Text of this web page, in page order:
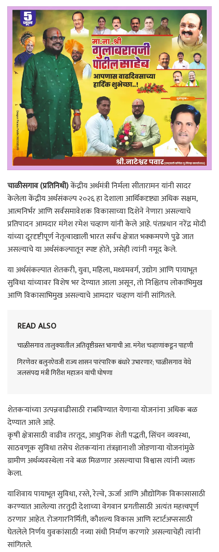
चाळीसगाव (प्रतिनिधी)केंद्रीय अर्थमंत्री निर्मला सीतारामन यांनी सादर
केलेला केंद्रीय अर्थसंकल्प २०२६ हा देशाला आर्थिकदृष्ट्या अधिक सक्षम,
आत्मनिर्भर आणि सर्वसमावेशक विकासाच्या दिशेने नेणारा असल्याचे
प्रतिपादन आमदार मंगेश रमेश चव्हाण यांनी केले आहे. पंतप्रधान नरेंद्र मोदी
यांच्या दूरदृष्टीपूर्ण नेतृत्वाखाली भारत सर्वच क्षेत्रात भक्कमपणे पुढे जात
असल्याचे या अर्थसंकल्पातून स्पष्ट होते, असेही त्यांनी नमूद केले.
या अर्थसंकल्पात शेतकरी, युवा, महिला, मध्यमवर्ग, उद्योग आणि पायाभूत
सुविधा यांच्यावर विशेष भर देण्यात आला असून, तो निश्चितच लोकाभिमुख
आणि विकासाभिमुख असल्याचे आमदार चव्हाण यांनी सांगितले.
READ ALSO
चाळीसगाव तालुक्यातील अतिवृष्टीग्रस्त भागाची आ. मंगेश चव्हाणांकडून पाहणी
गिरणेवर बलुनऐवजी राज्य शासन पारंपारिक बंधारे उभारणार; चाळीसगाव येथे
जलसंपदा मंत्री गिरीश महाजन यांची घोषणा
शेतकऱ्यांच्या उत्पन्नवाढीसाठी राबविण्यात येणाऱ्या योजनांना अधिक बळ
देण्यात आले आहे.
कृषी क्षेत्रासाठी वाढीव तरतूद, आधुनिक शेती पद्धती, सिंचन व्यवस्था,
साठवणूक सुविधा तसेच शेतकऱ्यांना तंत्रज्ञानाशी जोडणाऱ्या योजनांमुळे
ग्रामीण अर्थव्यवस्थेला नवे बळ मिळणार असल्याचा विश्वास त्यांनी व्यक्त
केला.
याशिवाय पायाभूत सुविधा, रस्ते, रेल्वे, ऊर्जा आणि औद्योगिक विकासासाठी
करण्यात आलेल्या तरतुदी देशाच्या वेगवान प्रगतीसाठी अत्यंत महत्त्वपूर्ण
ठरणार आहेत. रोजगारनिर्मिती, कौशल्य विकास आणि स्टार्टअप्ससाठी
घेतलेले निर्णय युवकांसाठी नव्या संधी निर्माण करणारे असल्याचेही त्यांनी
सांगितले.